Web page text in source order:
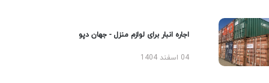
اجاره انبار برای لوازم منزل - جهان دپو
04 اسفند 1404